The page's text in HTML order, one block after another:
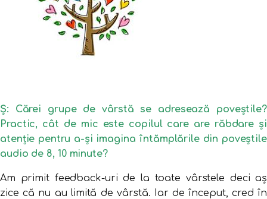
Ș: Cărei grupe de vârstă se adresează poveștile?
Practic, cât de mic este copilul care are răbdare și
atenție pentru a-și imagina întămplările din poveștile
audio de 8, 10 minute?
Am primit feedback-uri de la toate vârstele deci aș
zice că nu au limită de vârstă. Iar de început, cred în